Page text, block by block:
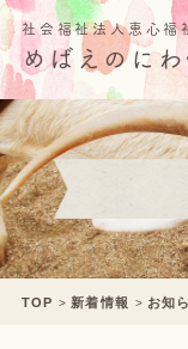
社会福祉法人恵心福
めばえのに
TOP 新着情報 お知